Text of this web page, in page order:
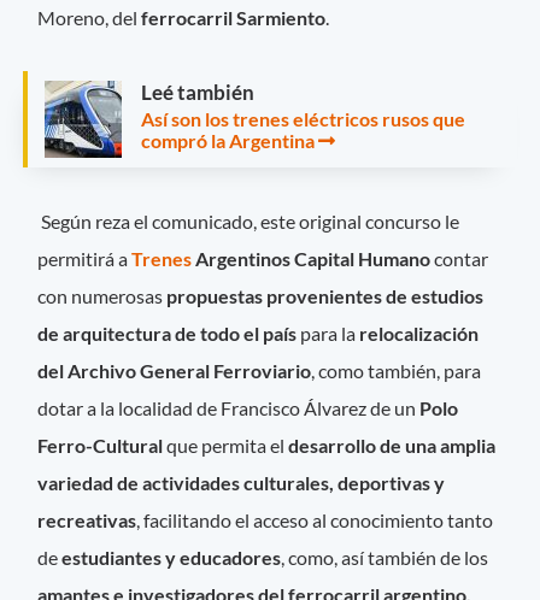
Moreno, delferrocarril Sarmiento
Leé también
Así son los trenes eléctricos rusos que
compró la Argentina
Según reza el comunicado, este original concurso le
permitirá aTrenesArgentinos Capital Humanocontar
con numerosas propuestas provenientes de estudios
de arquitectura de todo el país para la relocalización
del Archivo General Ferroviario, como también, para
dotar a la localidad de Francisco Álvarez de un Polo
Ferro-Culturalque permita eldesarrollo de una amplia
variedad de actividades culturales, deportivas y
recreativas, facilitando el acceso al conocimiento tanto
deestudiantes y educadores, como, así también de los
amantes e investigadores del ferrocarril argentino.